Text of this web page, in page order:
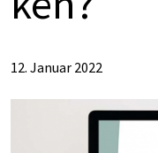
12. Januar 2022